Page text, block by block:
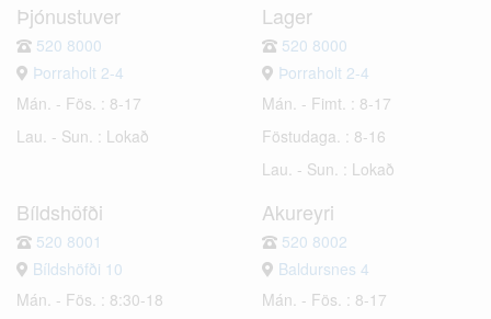
Þjónustuver
520 8000
Þorraholt 2-4
Mán. - Fös. : 8-17
Lau. - Sun. : Lokað
Lager
520 8000
Þorraholt 2-4
Mán. - Fimt. : 8-17
Föstudaga. : 8-16
Lau. - Sun. : Lokað
Bíldshöfði
520 8001
Bíldshöfði 10
Mán. - Fös. : 8:30-18
Akureyri
520 8002
Baldursnes 4
Mán. - Fös. : 8-17